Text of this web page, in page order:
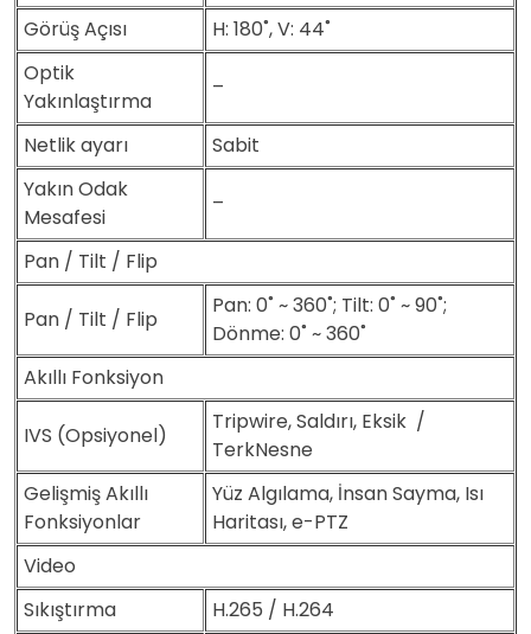
Görüş Açısı
H: 180˚, V: 44˚
Optik
Yakınlaştırma
–
Netlik ayarı
Sabit
Yakın Odak
Mesafesi
–
Pan / Tilt / Flip
Pan / Tilt / Flip
Pan: 0˚ ~ 360˚; Tilt: 0˚ ~ 90˚;
Dönme: 0˚ ~ 360˚
Akıllı Fonksiyon
IVS (Opsiyonel)
Tripwire, Saldırı, Eksik /
TerkNesne
Gelişmiş Akıllı
Fonksiyonlar
Yüz Algılama, İnsan Sayma, Isı
Haritası, e-PTZ
Video
Sıkıştırma
H.265 / H.264